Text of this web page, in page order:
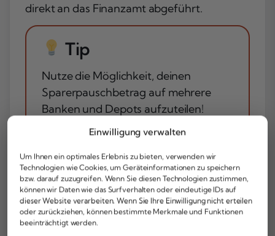
Einwilligung verwalten
Um Ihnen ein optimales Erlebnis zu bieten, verwenden wir
Technologien wie Cookies, um Geräteinformationen zu speichern
bzw. darauf zuzugreifen. Wenn Sie diesen Technologien zustimmen,
können wir Daten wie das Surfverhalten oder eindeutige IDs auf
dieser Website verarbeiten. Wenn Sie Ihre Einwilligung nicht erteilen
oder zurückziehen, können bestimmte Merkmale und Funktionen
beeinträchtigt werden.
direkt an das Finanzamt abgeführt.
Tip
Nutze die Möglichkeit, deinen
Sparerpauschbetrag auf mehrere
Banken und Depots aufzuteilen!
Wenn du bei verschiedenen Banken
Kapitalerträge erwartest, stelle
entsprechende Teilbeträge als
Freistellungsauftrag. So vermeidest
du, dass eine Bank zu viel Steuern
abführt, während bei der anderen der
Freibetrag ungenutzt bleibt.